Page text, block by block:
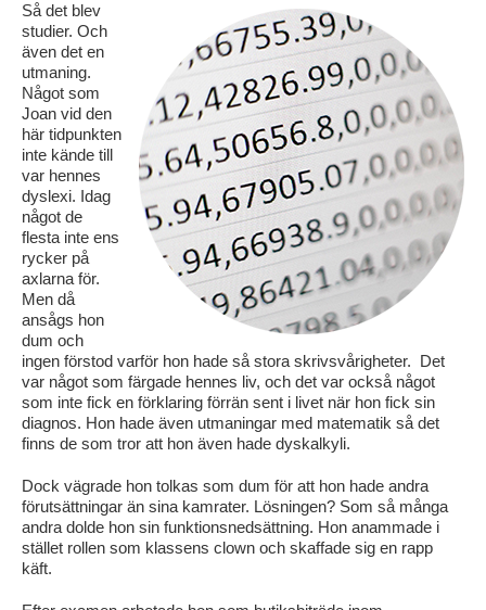
Så det blev
studier. Och
även det en
utmaning.
Något som
Joan vid den
här tidpunkten
inte kände till
var hennes
dyslexi. Idag
något de
flesta inte ens
rycker på
axlarna för.
Men då
ansågs hon
dum och
ingen förstod varför hon hade så stora skrivsvårigheter. Det
var något som färgade hennes liv, och det var också något
som inte fick en förklaring förrän sent i livet när hon fick sin
diagnos. Hon hade även utmaningar med matematik så det
finns de som tror att hon även hade dyskalkyli.
Dock vägrade hon tolkas som dum för att hon hade andra
förutsättningar än sina kamrater. Lösningen? Som så många
andra dolde hon sin funktionsnedsättning. Hon anammade i
stället rollen som klassens clown och skaffade sig en rapp
käft.